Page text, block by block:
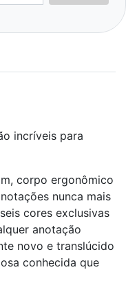
incríveis para
corpo ergonômico
nunca mais
cores exclusivas
anotação
novo e translúcido
conhecida que